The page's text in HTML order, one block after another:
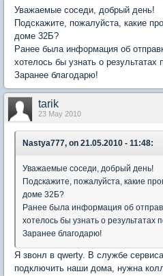
Уважаемые соседи, добрый день!
Подскажите, пожалуйста, какие
доме 32Б?
Ранее была информация об
хотелось бы узнать о результатах
Заранее благодарю!
tarik
23 May 2010
Nastya777, on 21.05.2010 - 11:48:
Уважаемые соседи, добрый день!
Подскажите, пожалуйста, какие
доме 32Б?
Ранее была информация об
хотелось бы узнать о результатах
Заранее благодарю!
Я звонл в qwerty. В службе
подключить наши дома, нужна